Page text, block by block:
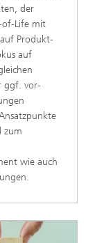
der
of-Life mit
Produkt-
auf
ggf. vor-
zum
wie auch